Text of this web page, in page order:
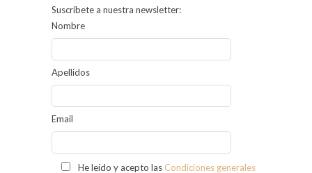
Suscríbete a nuestra newsletter:
Nombre
Apellidos
Email
He leído y acepto las Condiciones generales